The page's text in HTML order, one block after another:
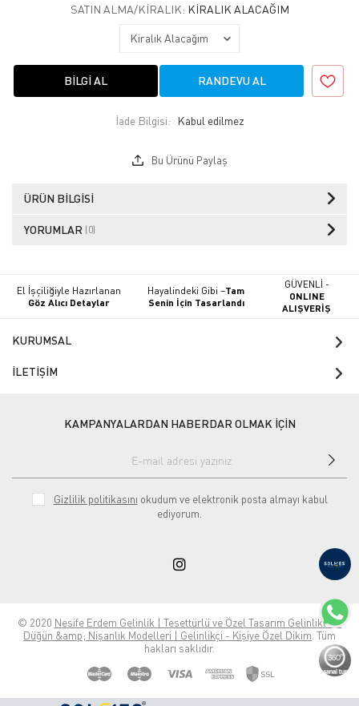
SATIN ALMA/KIRALIK: KIRALIK ALACAĞIM
BILGI AL RANDEVU AL
İade Bilgisi:
Bu Ürünü Paylaş
ÜRÜN BILGISI
YORUMLAR (0)
El İşçiliğiyle Hazırlanan
Göz Alıcı Detaylar
Hayalindeki Gibi –Tam
Senin İçin Tasarlandı
GÜVENLİ -
ONLINE
ALIŞVERİŞ
KURUMSAL
İLETİŞİM
KAMPANYALARDAN HABERDAR OLMAK İÇİN
Gizlilik politikasını okudum ve elektronik posta almayı kabul
ediyorum.
© 2020 Nesife Erdem Gelinlik | Tesettürlü ve Özel Tasarım Gelinlikler |
Düğün &amp; Nişanlık Modelleri | Gelinlikçi - Kişiye Özel Dikim. Tüm
hakları saklıdır.